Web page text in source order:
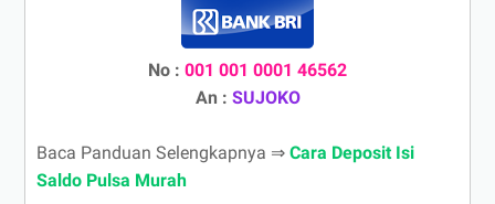
No : 001 001 0001 46562
An : SUJOKO
Baca Panduan Selengkapnya ⇒ Cara Deposit Isi
Saldo Pulsa Murah